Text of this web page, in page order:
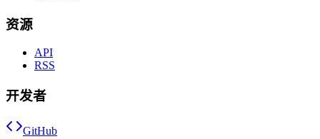
资源
API
RSS
开发者
GitHub